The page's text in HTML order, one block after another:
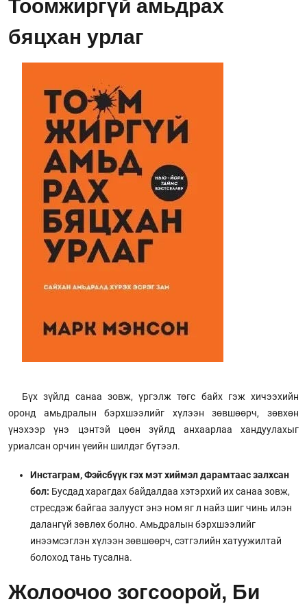
Тоомжиргүй амьдрах
бяцхан урлаг
Бүх зүйлд санаа зовж, үргэлж төгс байх гэж хичээхийн
оронд амьдралын бэрхшээлийг хүлээн зөвшөөрч, зөвхөн
үнэхээр үнэ цэнтэй цөөн зүйлд анхаарлаа хандуулахыг
уриалсан орчин үеийн шилдэг бүтээл.
Инстаграм, Фэйсбүүк гэх мэт хиймэл дарамтаас залхсан
бол: Бусдад харагдах байдалдаа хэтэрхий их санаа зовж,
стресдэж байгаа залууст энэ ном яг л найз шиг чинь илэн
далангүй зөвлөх болно. Амьдралын бэрхшээлийг
инээмсэглэн хүлээн зөвшөөрч, сэтгэлийн хатуужилтай
болоход тань тусална.
Жолоочоо зогсоорой, Би